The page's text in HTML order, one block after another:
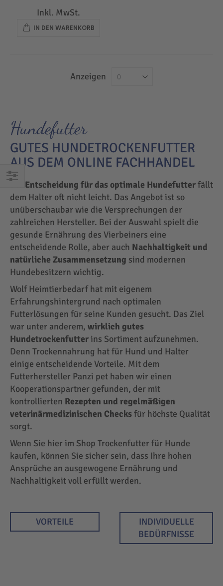
Inkl. MwSt.
IN DEN WARENKORB
Anzeigen
EINKAUFEN
NACH
Hundefutter
GUTES HUNDETROCKENFUTTER
AUS DEM ONLINE FACHHANDEL
Die Entscheidung für das optimale Hundefutterfällt
dem Halter oft nicht leicht. Das Angebot ist so
unüberschaubar wie die Versprechungen der
zahlreichen Hersteller. Bei der Auswahl spielt die
gesunde Ernährung des Vierbeiners eine
entscheidende Rolle, aber auch Nachhaltigkeit und
natürliche Zusammensetzung sind modernen
Hundebesitzern wichtig.
Wolf Heimtierbedarf hat mit eigenem
Erfahrungshintergrund nach optimalen
Futterlösungen für seine Kunden gesucht. Das Ziel
war unter anderem, wirklich gutes
Hundetrockenfutter ins Sortiment aufzunehmen.
Denn Trockennahrung hat für Hund und Halter
einige entscheidende Vorteile. Mit dem
Futterhersteller Panzi pet haben wir einen
Kooperationspartner gefunden, der mit
kontrollierten Rezepten und regelmäßigen
veterinärmedizinischen Checksfür höchste Qualität
sorgt.
Wenn Sie hier im Shop Trockenfutter für Hunde
kaufen, können Sie sicher sein, dass Ihre hohen
Ansprüche an ausgewogene Ernährung und
Nachhaltigkeit voll erfüllt werden.
VORTEILE
INDIVIDUELLE
BEDÜRFNISSE